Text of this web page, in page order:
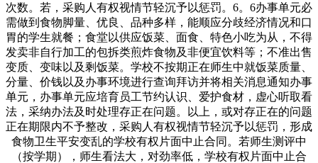
次数。若，采购人有权视情节轻沉予以惩罚。6。6办事单元必
需做到食物脚量、优良、品种多样，能顺应分歧经济情况和口
胃的学生就餐；食堂以供应饭菜、面食、特色小吃为从，不得
发卖非自行加工的包拆类煎炸食物及非便宜饮料等；不准出售
变质、变味以及剩饭菜。学校不按期正在师生中就饭菜质量、
分量、价钱以及办事环境进行查询拜访并将相关消息通知办事
单元，办事单元应培育员工节约认识、爱护食材，虚心听取看
法，采纳办法及时处理存正在问题。以上，或对存正在的问题
正在期限内不予整改，采购人有权视情节轻沉予以惩罚，形成
食物卫生平安变乱的学校有权片面中止合同。若师生测评中
（按学期），师生看法大，对劲率低，学校有权片面中止合